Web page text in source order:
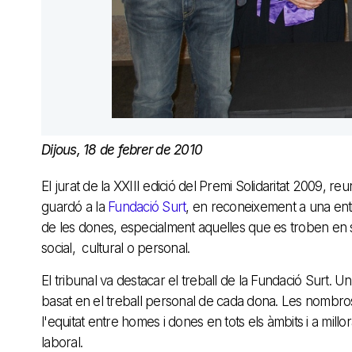
Dijous, 18 de febrer de 2010
El jurat de la XXIII edició del Premi Solidaritat 2009,
guardó a la Fundació Surt, en reconeixement a una
de les dones, especialment aquelles que es troben
social, cultural o personal.
El tribunal va destacar el treball de la Fundació Surt.
basat en el treball personal de cada dona. Les
l'equitat entre homes i dones en tots els àmbits i a
laboral.